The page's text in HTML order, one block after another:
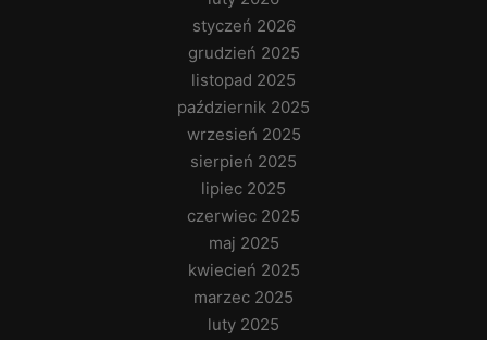
styczeń 2026
grudzień 2025
listopad 2025
październik 2025
wrzesień 2025
sierpień 2025
lipiec 2025
czerwiec 2025
maj 2025
kwiecień 2025
marzec 2025
luty 2025